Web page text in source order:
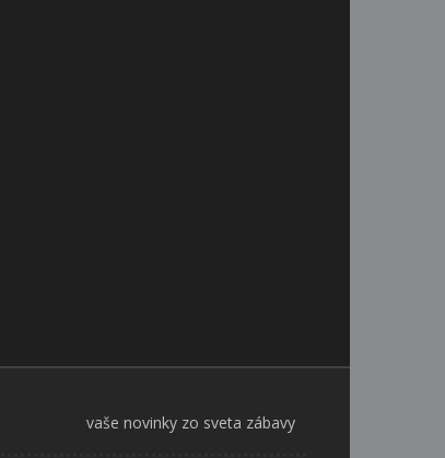
vaše novinky zo sveta zábavy